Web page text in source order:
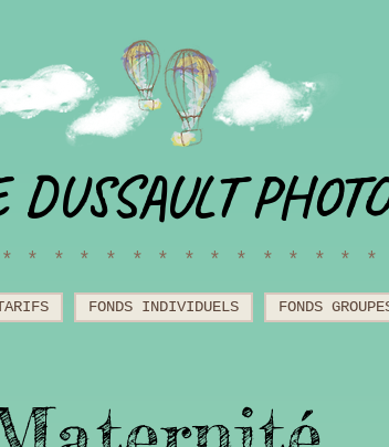
FONDS INDIVIDUELS FONDS